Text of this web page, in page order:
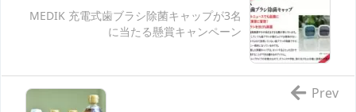
MEDIK 充電式歯ブラシ除菌キャップが3名
に当たる懸賞キャンペーン
Prev